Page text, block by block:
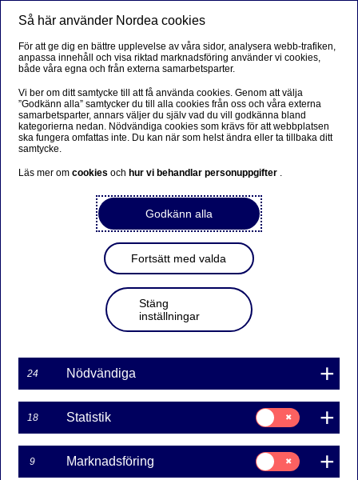
Så här använder Nordea cookies
För att ge dig en bättre upplevelse av våra sidor, analysera webb-trafiken,
anpassa innehåll och visa riktad marknadsföring använder vi cookies,
både våra egna och från externa samarbetsparter.
Vi ber om ditt samtycke till att få använda cookies. Genom att välja
”Godkänn alla” samtycker du till alla cookies från oss och våra externa
samarbetsparter, annars väljer du själv vad du vill godkänna bland
kategorierna nedan. Nödvändiga cookies som krävs för att webbplatsen
ska fungera omfattas inte. Du kan när som helst ändra eller ta tillbaka ditt
samtycke.
Läs mer omcookiesoch hur vi behandlar personuppgifter .
Godkänn alla
Fortsätt med valda
Stäng
inställningar
24 Nödvändiga
18 Statistik
Samtycke
för:
Statistik
9 Marknadsföring
Samtycke
för: